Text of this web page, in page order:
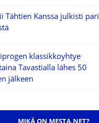
Tähtien Kanssa julkisti pari
klassikkoyhtye
Tavastialla lähes 50
jälkeen
MIKÄ ON MESTA.NET?